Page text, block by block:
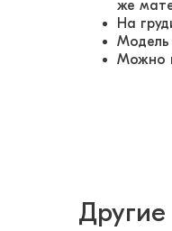
же
На
Можно